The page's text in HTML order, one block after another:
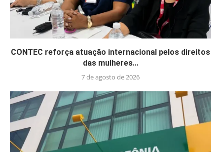
CONTEC reforça atuação internacional pelos direitos
das mulheres...
7 de agosto de 2026